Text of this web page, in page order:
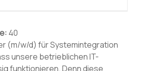
40
(m/w/d) für Systemintegration
unsere betrieblichen IT-
funktionieren. Denn diese